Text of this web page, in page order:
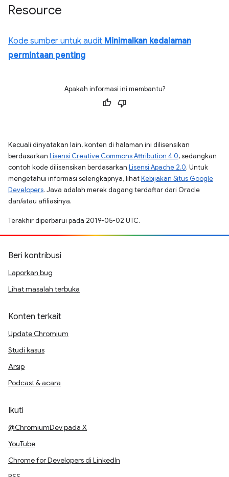
Resource
Kode sumber untuk audit Minimalkan kedalaman
permintaan penting
Apakah informasi ini membantu?
Kecuali dinyatakan lain, konten di halaman ini dilisensikan
berdasarkan Lisensi Creative Commons Attribution 4.0, sedangkan
contoh kode dilisensikan berdasarkan Lisensi Apache 2.0. Untuk
mengetahui informasi selengkapnya, lihatKebijakan Situs Google
Developers. Java adalah merek dagang terdaftar dari Oracle
dan/atau afiliasinya.
Terakhir diperbarui pada 2019-05-02 UTC.
Beri kontribusi
Laporkan bug
Lihat masalah terbuka
Konten terkait
Update Chromium
Studi kasus
Arsip
Podcast & acara
Ikuti
@ChromiumDev pada X
YouTube
Chrome for Developers di LinkedIn